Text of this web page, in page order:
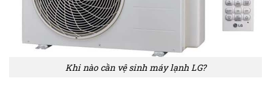
Khi nào cần vệ sinh máy lạnh LG?